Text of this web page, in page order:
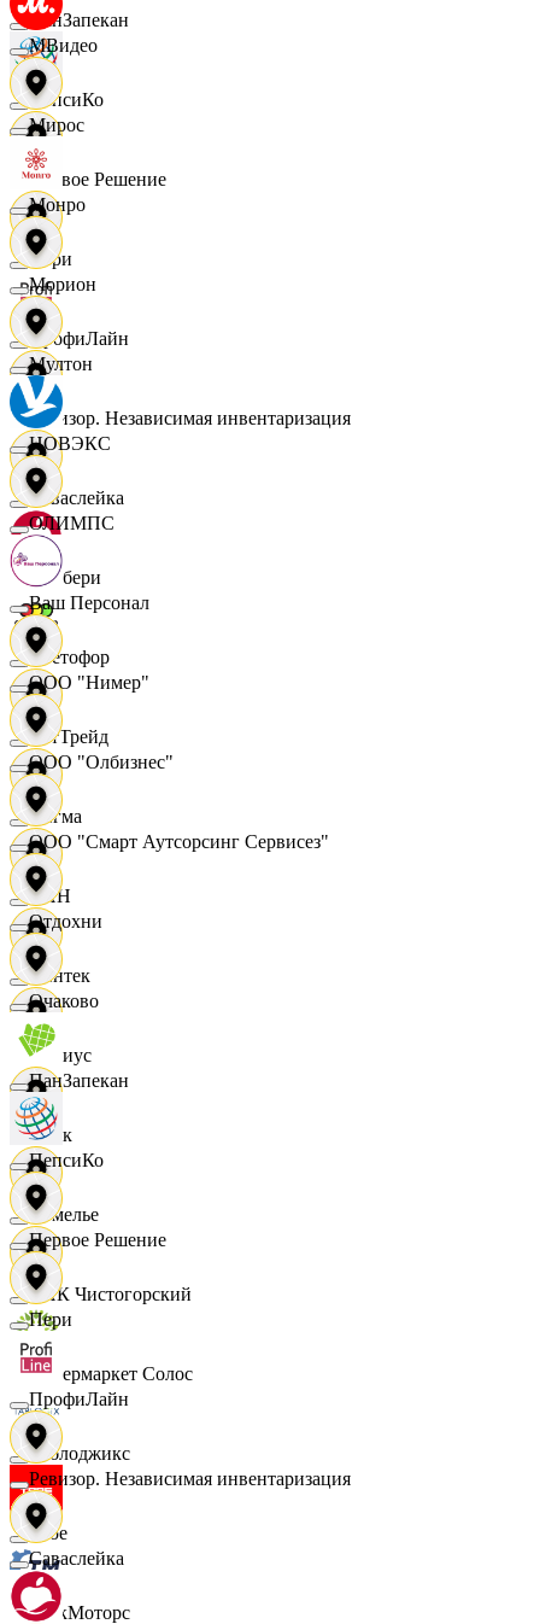
ПанЗапекан
ПепсиКо
Первое Решение
Пери
ПрофиЛайн
Ревизор. Независимая инвентаризация
Саваслейка
Самбери
Светофор
СетТрейд
Сигма
СИН
Синтек
Сириус
Смак
Сомелье
СПК Чистогорский
Супермаркет Солос
Таблоджикс
Твое
ТракМоторс
МВидео
Мирос
Монро
Морион
Мултон
НОВЭКС
ОЛИМПС
Ваш Персонал
ООО "Нимер"
ООО "Олбизнес"
ООО "Смарт Аутсорсинг Сервисез"
Отдохни
Очаково
ПанЗапекан
ПепсиКо
Первое Решение
Пери
ПрофиЛайн
Ревизор. Независимая инвентаризация
Саваслейка